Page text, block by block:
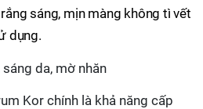
sáng, mịn màng không tì vết
dụng.
da, mờ nhăn
Kor chính là khả năng cấp